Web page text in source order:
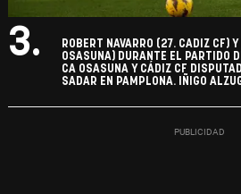
3.
ROBERT NAVARRO (27. CADIZ CF)
OSASUNA) DURANTE EL PARTIDO
CA OSASUNA Y CÁDIZ CF
SADAR EN PAMPLONA. IÑIGO